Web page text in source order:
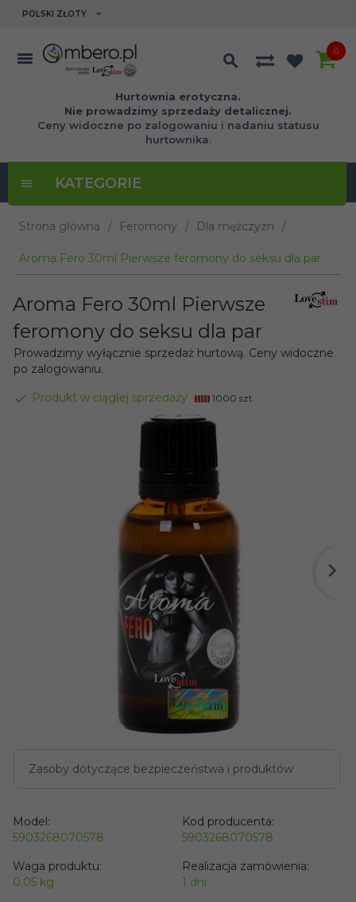
currency_h
POLSKI ZŁOTY
Hurtownia erotyczna.
Nie prowadzimy sprzedaży detalicznej.
Ceny widoczne po zalogowaniu i nadaniu statusu
hurtownika.
0
KATEGORIE
Strona główna Feromony Dla mężczyzn
Aroma Fero 30ml Pierwsze feromony do seksu dla par
Aroma Fero 30ml Pierwsze
feromony do seksu dla par
Prowadzimy wyłącznie sprzedaż hurtową. Ceny widoczne
po zalogowaniu.
Produkt w ciągłej sprzedaży 1000 szt.
Zasoby dotyczące bezpieczeństwa i produktów
Model:
5903268070578
Kod producenta:
5903268070578
Waga produktu:
0.05 kg
Realizacja zamówienia:
1 dni